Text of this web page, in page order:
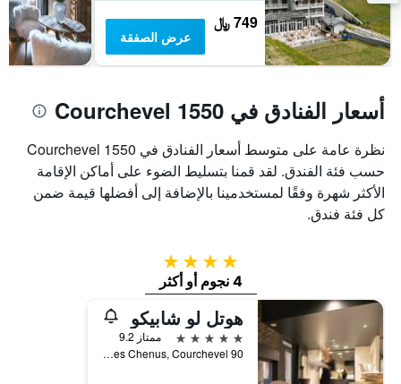
749 ﷼
عرض الصفقة
أسعار الفنادق في Courchevel 1550
نظرة عامة على متوسط أسعار الفنادق في Courchevel 1550
حسب فئة الفندق. لقد قمنا بتسليط الضوء على أماكن الإقامة
الأكثر شهرة وفقًا لمستخدمينا بالإضافة إلى أفضلها قيمة ضمن
كل فئة فندق.
4 نجوم
4 نجوم أو أكثر
هوتل لو شابيكو
5 نجوم
ممتاز 9.2
90 Route Des Chenus, Courchevel, إقايم سافوا, فرنسا